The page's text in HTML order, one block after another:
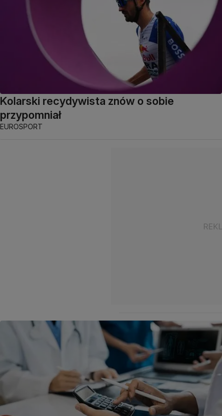
Kolarski recydywista znów o sobie
przypomniał
EUROSPORT